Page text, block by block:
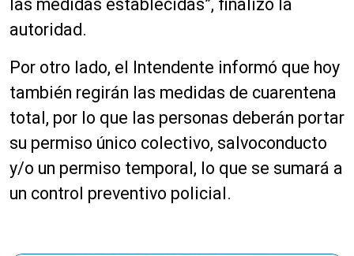
las medidas establecidas”, finalizó la
autoridad.
Por otro lado, el Intendente informó que hoy
también regirán las medidas de cuarentena
total, por lo que las personas deberán portar
su permiso único colectivo, salvoconducto
y/o un permiso temporal, lo que se sumará a
un control preventivo policial.